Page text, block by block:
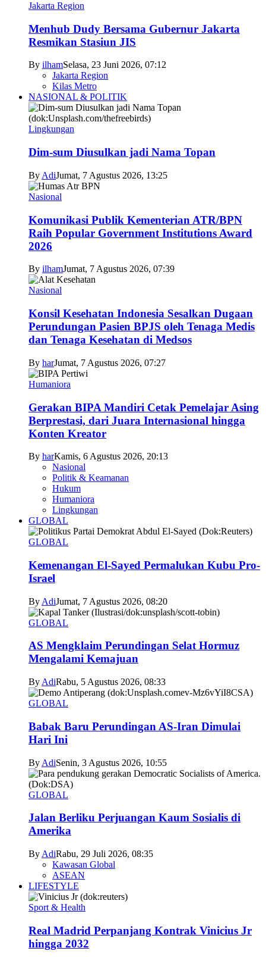
Jakarta Region
Menhub Dudy Bersama Gubernur Jakarta
Resmikan Stasiun JIS
By ilhamSelasa, 23 Juni 2026, 07:12
Jakarta Region
Kilas Metro
NASIONAL & POLITIK
Lingkungan
Dim-sum Diusulkan jadi Nama Topan
By AdiJumat, 7 Agustus 2026, 13:25
Nasional
Komunikasi Publik Kementerian ATR/BPN
Raih Popular Government Institutions Award
2026
By ilhamJumat, 7 Agustus 2026, 07:39
Nasional
Konsil Kesehatan Indonesia Sesalkan Dugaan
Perundungan Pasien BPJS oleh Tenaga Medis
dan Tenaga Kesehatan di Medsos
By harJumat, 7 Agustus 2026, 07:27
Humaniora
Gerakan BIPA Mandiri Cetak Pemelajar Asing
Berprestasi, dari Juara Internasional hingga
Konten Kreator
By harKamis, 6 Agustus 2026, 20:13
Nasional
Politik & Keamanan
Hukum
Humaniora
Lingkungan
GLOBAL
GLOBAL
Kemenangan El-Sayed Permalukan Kubu Pro-
Israel
By AdiJumat, 7 Agustus 2026, 08:20
GLOBAL
AS Mengklaim Perundingan Selat Hormuz
Mengalami Kemajuan
By AdiRabu, 5 Agustus 2026, 08:33
GLOBAL
Babak Baru Perundingan AS-Iran Dimulai
Hari Ini
By AdiSenin, 3 Agustus 2026, 10:55
GLOBAL
Jalan Berliku Perjuangan Kaum Sosialis di
Amerika
By AdiRabu, 29 Juli 2026, 08:35
Kawasan Global
ASEAN
LIFESTYLE
Sport & Health
Real Madrid Perpanjang Kontrak Vinicius Jr
hingga 2032